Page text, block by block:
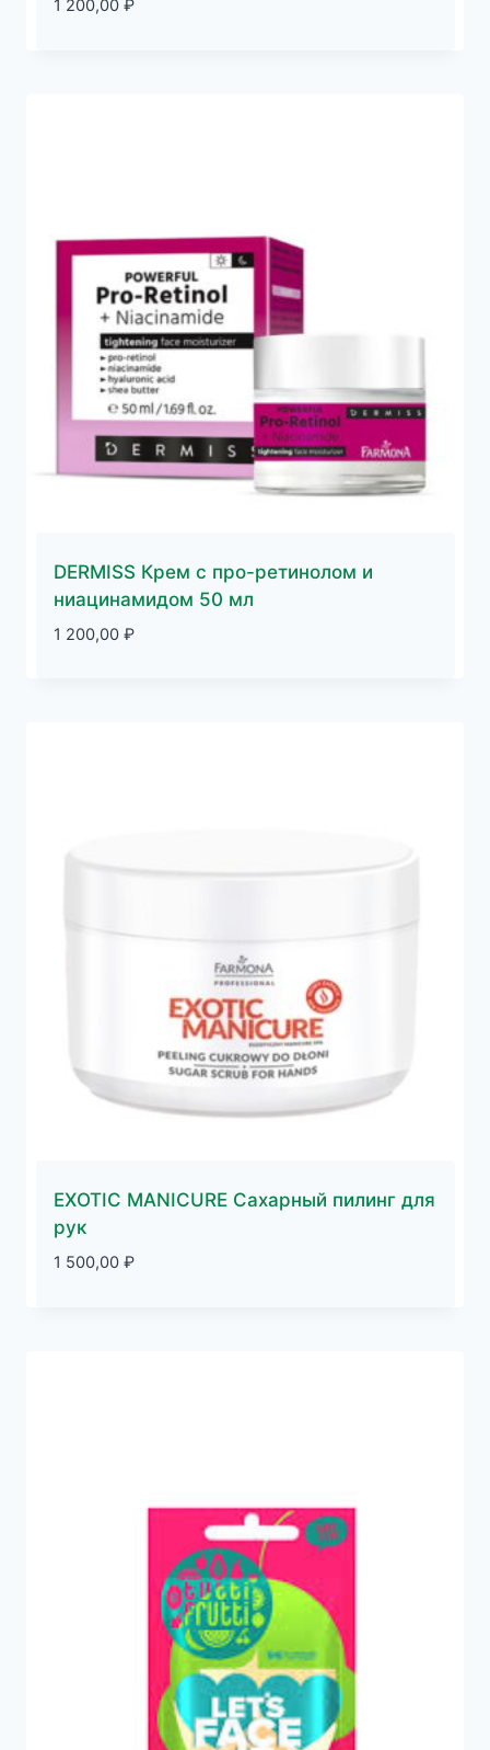
1 200,00 ₽
DERMISS Крем с про-ретинолом и
ниацинамидом 50 мл
1 200,00 ₽
EXOTIC MANICURE Сахарный пилинг для
рук
1 500,00 ₽